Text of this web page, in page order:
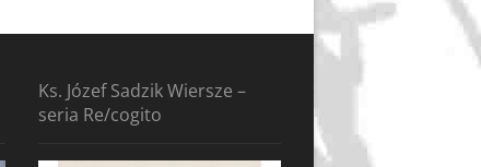
Ks. Józef Sadzik Wiersze –
seria Re/cogito